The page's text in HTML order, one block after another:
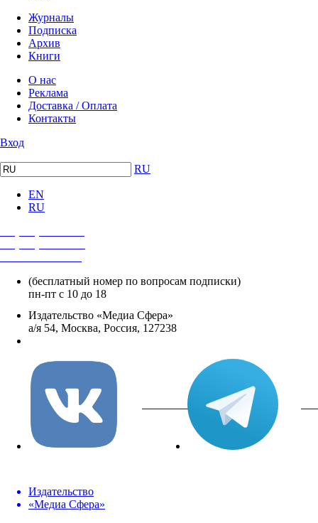
Журналы
Подписка
Архив
Книги
О нас
Реклама
Доставка / Оплата
Контакты
Вход
RU
EN
RU
(бесплатный номер по вопросам подписки)
пн-пт с 10 до 18
Издательство «Медиа Сфера»
а/я 54, Москва, Россия, 127238
вКонтакте
Издательство
«Медиа Сфера»